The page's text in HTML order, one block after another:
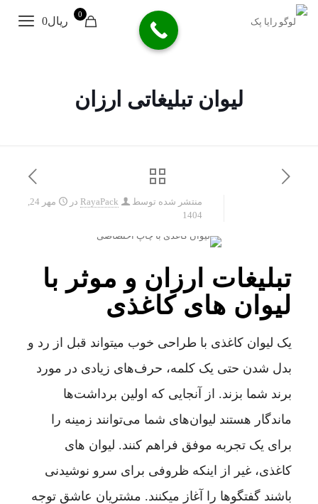
0
ریال0
لیوان تبلیغاتی ارزان
منتشر شده توسط RayaPack در
مهر 24,
1404
تبلیغات ارزان و موثر با
لیوان های کاغذی
یک لیوان کاغذی با طراحی خوب میتواند قبل از رد و
بدل شدن حتی یک کلمه، حرف‌های زیادی در مورد
برند شما بزند. از آنجایی که اولین برداشت‌ها
ماندگار هستند لیوان‌های شما می‌توانند زمینه را
برای یک تجربه موفق فراهم کنند. لیوان های
کاغذی، غیر از اینکه ظروفی برای سرو نوشیدنی
باشند گفتگوها را آغاز میکنند. مشتریان عاشق توجه